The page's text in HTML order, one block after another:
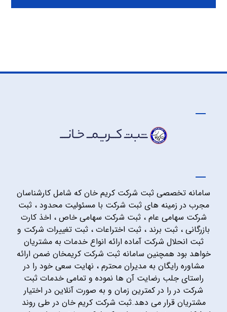
سامانه تخصصی ثبت شرکت کریم خان که شامل کارشناسان
مجرب در زمینه های ثبت شرکت با مسئولیت محدود ، ثبت
شرکت سهامی عام ، ثبت شرکت سهامی خاص ، اخذ کارت
بازرگانی ، ثبت برند ، ثبت اختراعات ، ثبت تغییرات شرکت و
ثبت انحلال شرکت آماده ارائه انواع خدمات به مشتریان
خواهد بود همچنین سامانه ثبت شرکت کریمخان ضمن ارائه
مشاوره رایگان به مدیران محترم ، نهایت سعی خود را در
راستای جلب رضایت آن ها نموده و تمامی خدمات ثبت
شرکت در را در کمترین زمان و به صورت آنلاین در اختیار
مشتریان قرار می دهد.ثبت شرکت کریم خان در طی روند